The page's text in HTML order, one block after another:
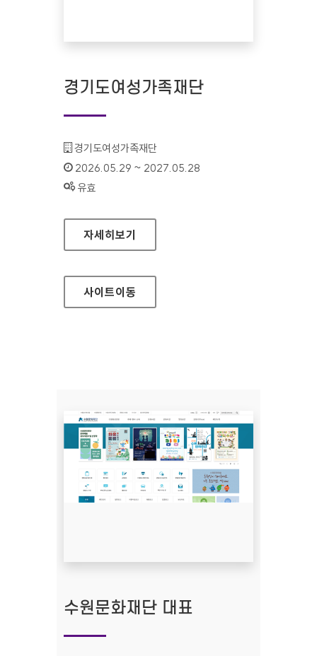
경기도여성가족재단
기관명 :
경기도여성가족재단
인증기간 :
2026.05.29 ~ 2027.05.28
상태 :
유효
경기도여성가족재단
자세히보기
사이트이동
수원문화재단 대표